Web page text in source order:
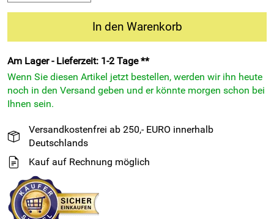
In den Warenkorb
Am Lager - Lieferzeit: 1-2 Tage **
Wenn Sie diesen Artikel jetzt bestellen, werden wir ihn heute
noch in den Versand geben und er könnte morgen schon bei
Ihnen sein.
Versandkostenfrei ab 250,- EURO innerhalb
Deutschlands
Kauf auf Rechnung möglich